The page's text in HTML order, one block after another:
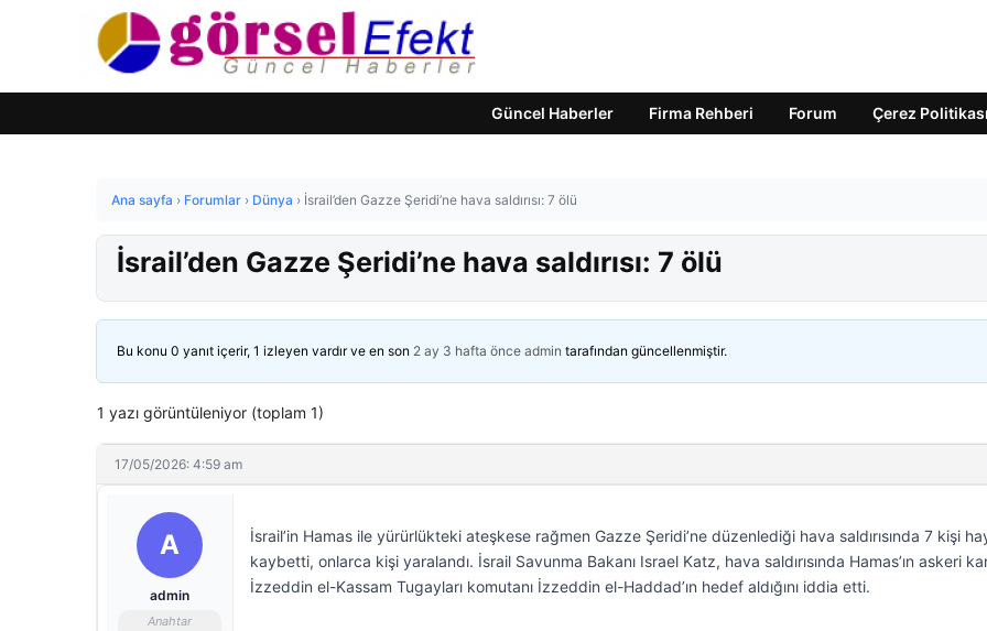
Güncel Haberler Firma Rehberi Forum Çerez Politikası
Ana sayfa › Forumlar › Dünya › İsrail’den Gazze Şeridi’ne hava saldırısı: 7 ölü
İsrail’den Gazze Şeridi’ne hava saldırısı: 7 ölü
Bu konu 0 yanıt içerir, 1 izleyen vardır ve en son 2 ay 3 hafta önce admin tarafından güncellenmiştir.
1 yazı görüntüleniyor (toplam 1)
17/05/2026: 4:59 am
A
admin
Anahtar
İsrail’in Hamas ile yürürlükteki ateşkese rağmen Gazze Şeridi’ne düzenlediği hava saldırısında 7 kişi
kaybetti, onlarca kişi yaralandı. İsrail Savunma Bakanı Israel Katz, hava saldırısında Hamas’ın askeri
İzzeddin el-Kassam Tugayları komutanı İzzeddin el-Haddad’ın hedef aldığını iddia etti.